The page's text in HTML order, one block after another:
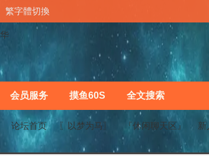
繁字體切換
会员服务 摸鱼60S 全文搜索
论坛首页 〖以梦为马〗 『休闲聊天区』
新